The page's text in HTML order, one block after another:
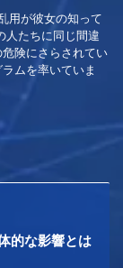
用が彼女の知って
人たちに同じ間違
険にさらされてい
ムを率いていま
的な影響とは